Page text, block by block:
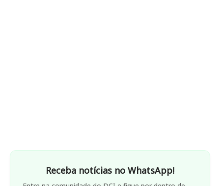
Receba notícias no WhatsApp!